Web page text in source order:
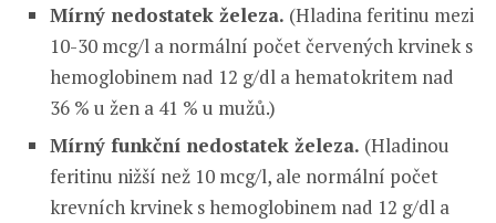
Mírný nedostatek železa. (Hladina feritinu mezi
10-30 mcg/l a normální počet červených krvinek s
hemoglobinem nad 12 g/dl a hematokritem nad
36 % u žen a 41 % u mužů.)
Mírný funkční nedostatek železa. (Hladinou
feritinu nižší než 10 mcg/l, ale normální počet
krevních krvinek s hemoglobinem nad 12 g/dl a